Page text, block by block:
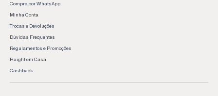
Compre por WhatsApp
Minha Conta
Trocas e Devoluções
Dúvidas Frequentes
Regulamentos e Promoções
Haight em Casa
Cashback